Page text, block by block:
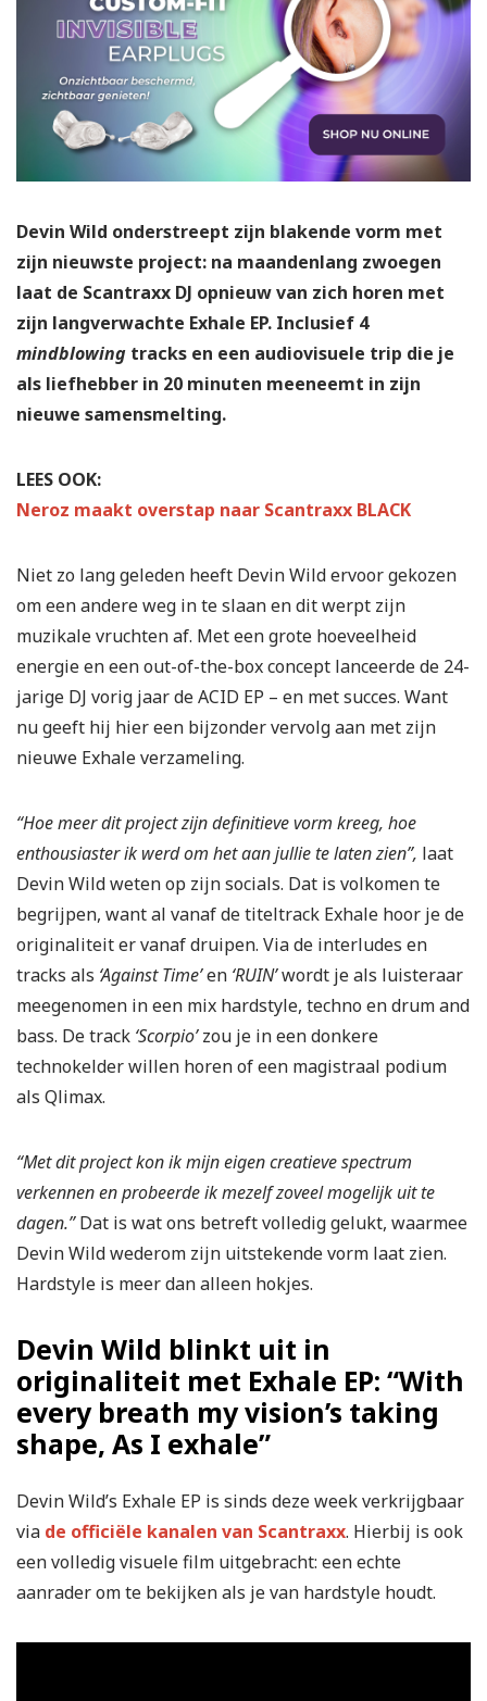
Devin Wild onderstreept zijn blakende vorm met
zijn nieuwste project: na maandenlang zwoegen
laat de Scantraxx DJ opnieuw van zich horen met
zijn langverwachte Exhale EP. Inclusief 4
mindblowing tracks en een audiovisuele trip die je
als liefhebber in 20 minuten meeneemt in zijn
nieuwe samensmelting.
LEES OOK:
Neroz maakt overstap naar Scantraxx BLACK
Niet zo lang geleden heeft Devin Wild ervoor gekozen
om een andere weg in te slaan en dit werpt zijn
muzikale vruchten af. Met een grote hoeveelheid
energie en een out-of-the-box concept lanceerde de 24-
jarige DJ vorig jaar de ACID EP – en met succes. Want
nu geeft hij hier een bijzonder vervolg aan met zijn
nieuwe Exhale verzameling.
“Hoe meer dit project zijn definitieve vorm kreeg, hoe
enthousiaster ik werd om het aan jullie te laten zien”, laat
Devin Wild weten op zijn socials. Dat is volkomen te
begrijpen, want al vanaf de titeltrack Exhale hoor je de
originaliteit er vanaf druipen. Via de interludes en
tracks als ‘Against Time’en ‘RUIN’wordt je als luisteraar
meegenomen in een mix hardstyle, techno en drum and
bass. De track ‘Scorpio’zou je in een donkere
technokelder willen horen of een magistraal podium
als Qlimax.
“Met dit project kon ik mijn eigen creatieve spectrum
verkennen en probeerde ik mezelf zoveel mogelijk uit te
dagen.”Dat is wat ons betreft volledig gelukt, waarmee
Devin Wild wederom zijn uitstekende vorm laat zien.
Hardstyle is meer dan alleen hokjes.
Devin Wild blinkt uit in
originaliteit met Exhale EP: “With
every breath my vision’s taking
shape, As I exhale”
Devin Wild’s Exhale EP is sinds deze week verkrijgbaar
via de officiële kanalen van Scantraxx. Hierbij is ook
een volledig visuele film uitgebracht: een echte
aanrader om te bekijken als je van hardstyle houdt.